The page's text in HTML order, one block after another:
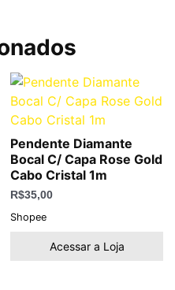
Pendente Diamante
Bocal C/ Capa Rose Gold
Cabo Cristal 1m
R$35,00
Shopee
Acessar a Loja